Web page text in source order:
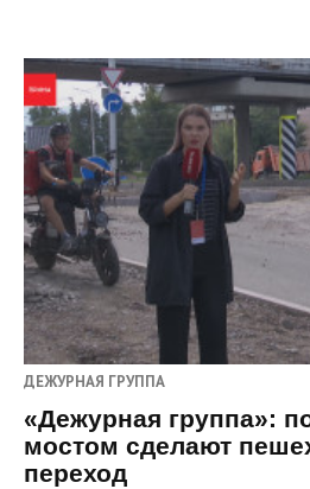
ДЕЖУРНАЯ ГРУППА
«Дежурная группа»:
мостом сделают
переход